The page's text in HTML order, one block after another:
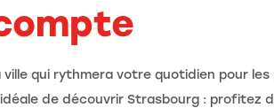
qui rythmera votre quotidien pour
de découvrir Strasbourg : profitez